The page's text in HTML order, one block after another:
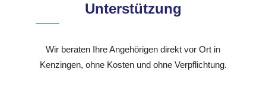
Unterstützung
Wir beraten Ihre Angehörigen direkt vor Ort in
Kenzingen, ohne Kosten und ohne Verpflichtung.